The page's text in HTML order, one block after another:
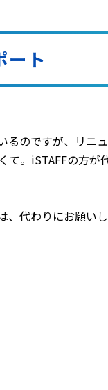
ート
のですが、リニ
。iSTAFFの方
代わりにお願いし